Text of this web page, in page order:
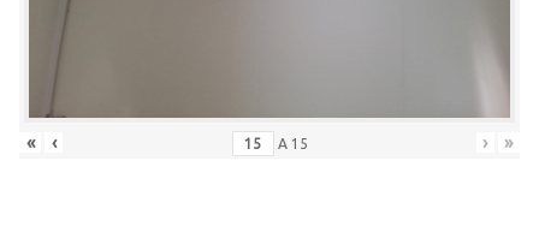
« ‹ A 15 › »